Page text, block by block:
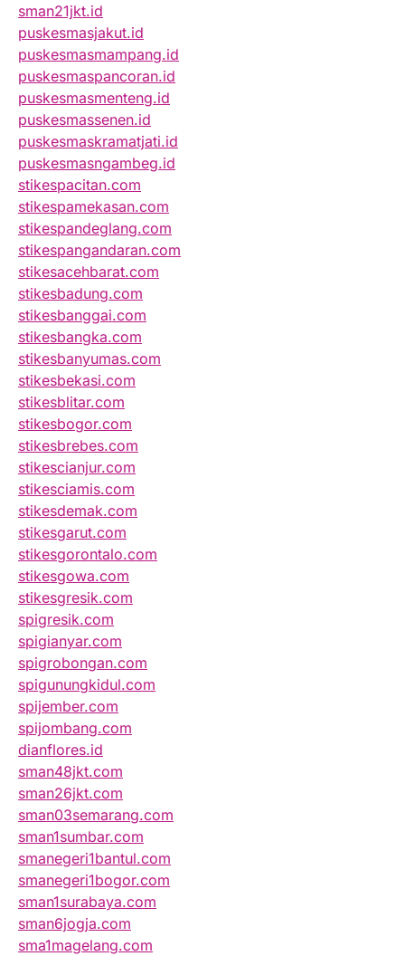
sman21jkt.id
puskesmasjakut.id
puskesmasmampang.id
puskesmaspancoran.id
puskesmasmenteng.id
puskesmassenen.id
puskesmaskramatjati.id
puskesmasngambeg.id
stikespacitan.com
stikespamekasan.com
stikespandeglang.com
stikespangandaran.com
stikesacehbarat.com
stikesbadung.com
stikesbanggai.com
stikesbangka.com
stikesbanyumas.com
stikesbekasi.com
stikesblitar.com
stikesbogor.com
stikesbrebes.com
stikescianjur.com
stikesciamis.com
stikesdemak.com
stikesgarut.com
stikesgorontalo.com
stikesgowa.com
stikesgresik.com
spigresik.com
spigianyar.com
spigrobongan.com
spigunungkidul.com
spijember.com
spijombang.com
dianflores.id
sman48jkt.com
sman26jkt.com
sman03semarang.com
sman1sumbar.com
smanegeri1bantul.com
smanegeri1bogor.com
sman1surabaya.com
sman6jogja.com
sma1magelang.com